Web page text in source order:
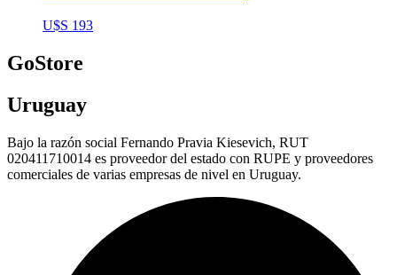
U$S 193
GoStore
Uruguay
Bajo la razón social Fernando Pravia Kiesevich, RUT
020411710014 es proveedor del estado con RUPE y proveedores
comerciales de varias empresas de nivel en Uruguay.